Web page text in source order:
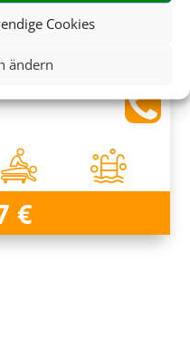
Cookies
ändern
€